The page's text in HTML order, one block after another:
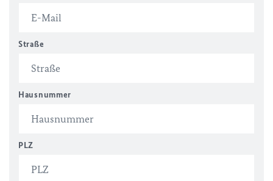
Straße
Hausnummer
PLZ